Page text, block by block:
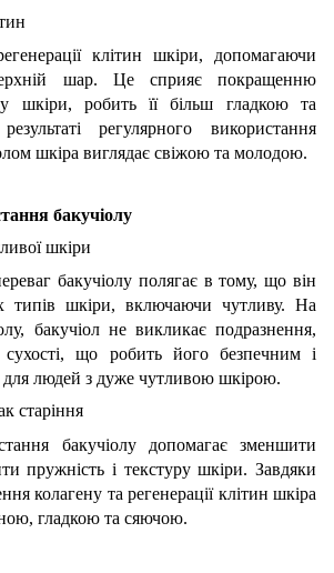
клітин шкіри, допомагаючи
шар. Це сприяє покращенню
шкіри, робить її більш гладкою та
регулярного використання
шкіра виглядає свіжою та молодою.
бакучіолу
шкіри
бакучіолу полягає в тому, що він
типів шкіри, включаючи чутливу. На
бакучіол не викликає подразнення,
сухості, що робить його безпечним і
для людей з дуже чутливою шкірою.
старіння
бакучіолу допомагає зменшити
пружність і текстуру шкіри. Завдяки
колагену та регенерації клітин шкіра
гладкою та сяючою.